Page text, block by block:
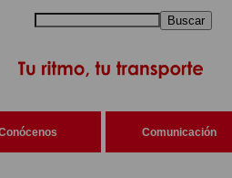
Buscar
Comunicación